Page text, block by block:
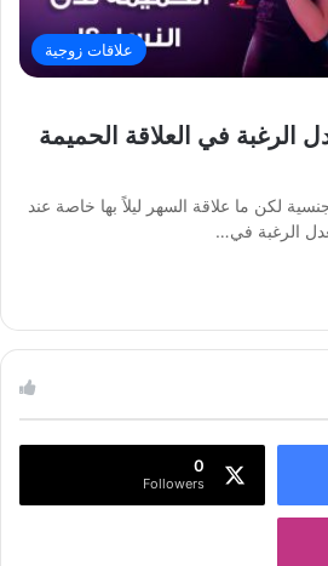
علاقات زوجية
الرغبة في العلاقة الحميمة
لكن ما علاقة السهر ليلاً بها خاصة عند
الرغبة في…
0
Followers